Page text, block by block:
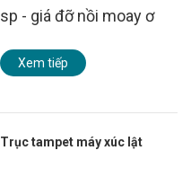
sp - giá đỡ nồi moay ơ
Xem tiếp
Trục tampet máy xúc lật